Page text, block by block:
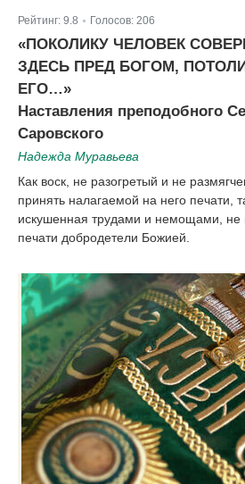
Рейтинг: 9.8 Голосов: 206
«ПОКОЛИКУ ЧЕЛОВЕК
ЗДЕСЬ ПРЕД БОГОМ,
ЕГО…»
Наставления преподобного
Саровского
Надежда Муравьева
Как воск, не разогретый и не
принять налагаемой на него печати,
искушенная трудами и немощами, не
печати добродетели Божией.